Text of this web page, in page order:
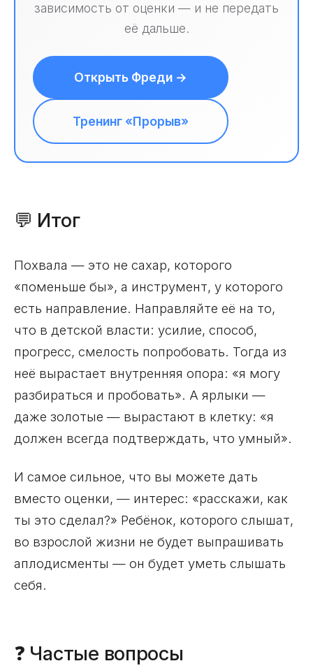
зависимость от оценки — и не передать
её дальше.
Открыть Фреди →
Тренинг «Прорыв»
💬 Итог
Похвала — это не сахар, которого
«поменьше бы», а инструмент, у которого
есть направление. Направляйте её на то,
что в детской власти: усилие, способ,
прогресс, смелость попробовать. Тогда из
неё вырастает внутренняя опора: «я могу
разбираться и пробовать». А ярлыки —
даже золотые — вырастают в клетку: «я
должен всегда подтверждать, что умный».
И самое сильное, что вы можете дать
вместо оценки, — интерес: «расскажи, как
ты это сделал?» Ребёнок, которого слышат,
во взрослой жизни не будет выпрашивать
аплодисменты — он будет уметь слышать
себя.
❓ Частые вопросы